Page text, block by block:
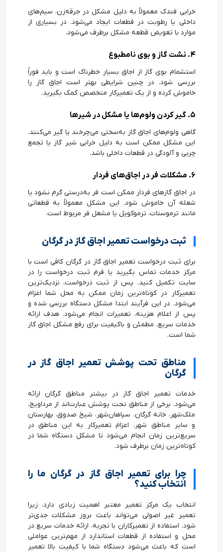
خرابی فندک معمولاً به دلیل مشکل در جرقه‌زن، سیم‌های
داخلی یا رطوبت در قطعات ایجاد می‌شود. در بسیاری از
موارد با تعویض قطعه مشکل برطرف می‌شود.
۴. نشت گاز و بوی نامطبوع
استشمام بوی گاز از اجاق بسیار خطرناک است و باید فوراً
بررسی شود. در چنین شرایطی بهتر است اجاق گاز را
خاموش کرده و از یک تعمیرکار متخصص کمک بگیرید.
۵. گیر کردن ولوم‌ها یا مشکل در شیرها
گاهی ولوم‌های اجاق گاز به‌سختی می‌چرخند یا گیر می‌کنند.
این مشکل ممکن است به دلیل خرابی شیر گاز یا تجمع
چربی و آلودگی در قطعات داخلی باشد.
۶. مشکلات فر در اجاق‌های فردار
در اجاق گازهای فردار ممکن است فر به‌درستی گرم نشود یا
شعله آن خاموش شود. این مشکل معمولاً به قطعاتی
مانند ترموستات، ترموکوپل یا مشعل فر مربوط است.
ثبت درخواست تعمیر اجاق گاز در گرگان
برای ثبت درخواست تعمیر اجاق گاز در گرگان کافی است با
مرکز خدمات تماس بگیرید یا فرم ثبت درخواست را در
سایت تکمیل کنید. پس از ثبت درخواست، نزدیک‌ترین
تعمیرکار در کوتاه‌ترین زمان ممکن به محل شما اعزام
می‌شود. در این فرآیند ابتدا مشکل دستگاه بررسی شده و
پس از اعلام هزینه، تعمیرات انجام می‌شود. هدف ارائه
خدمات سریع، مطمئن و باکیفیت برای رفع مشکل اجاق گاز
شما است.
مناطق تحت پوشش تعمیر اجاق گاز در
گرگان
خدمات تعمیر اجاق گاز در بیشتر مناطق گرگان ارائه
می‌شود. برخی از مناطق تحت پوشش عبارت‌اند از مرداویج،
ملک‌شهر، خانه گرگان، سپاهان‌شهر، شیخ صدوق، بهارستان
و سایر مناطق شهر. اعزام تعمیرکار به این مناطق در
سریع‌ترین زمان انجام می‌شود تا مشکل دستگاه شما در
کوتاه‌ترین زمان برطرف شود.
چرا برای تعمیر اجاق گاز در گرگان ما را
انتخاب کنید؟
انتخاب یک مرکز تعمیر معتبر اهمیت زیادی دارد، زیرا
تعمیر غیر اصولی می‌تواند باعث بروز مشکلات جدی‌تر
شود. استفاده از تعمیرکاران با تجربه، ارائه خدمات سریع در
محل و استفاده از قطعات استاندارد از مهم‌ترین عواملی
است که باعث می‌شود دستگاه شما با کیفیت بالا تعمیر